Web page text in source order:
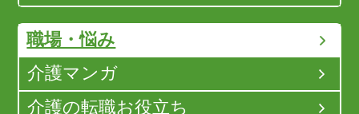
職場・悩み
介護マンガ
介護の転職お役立ち